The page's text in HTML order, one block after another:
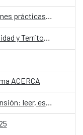
Inscripciones abiertas para las sesiones prácticas para el “2do Conversatorio silencioso sobre Ecofeminismo”
ACERCA